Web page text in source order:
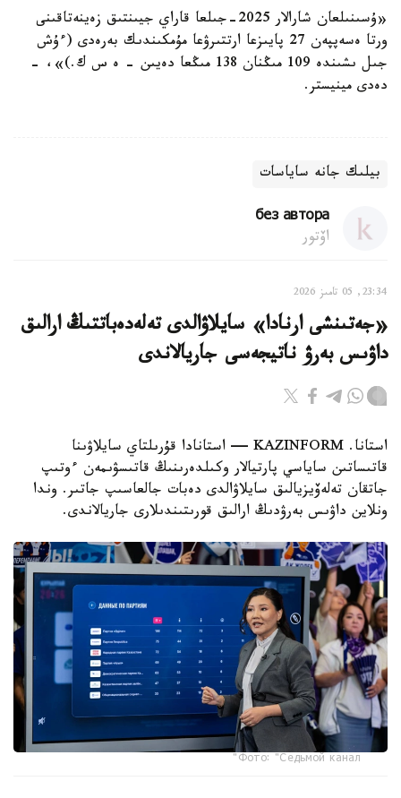
«ۇسىنىلعان شارالار 2025-جىلعا قاراي جيىنتىق زەينەتاقىنى
ورتا ەسەپپەن 27 پايىزعا ارتتىرۋعا مۇمكىندىك بەرەدى (ءۇش
جىل ىشىندە 109 مىڭنان 138 مىڭعا دەيىن – ە س ك.)»، -
دەدى مينيستر.
بيلىك جانە ساياسات
без автора
اۆتور
23:34, 05 تامىز 2026
«جەتىنشى ارنادا» سايلاۋالدى تەلەدەباتتىڭ ارالىق
داۋىس بەرۋ ناتيجەسى جاريالاندى
استانا. KAZINFORM — استانادا قۇرىلتاي سايلاۋىنا
قاتىساتىن ساياسي پارتيالار وكىلدەرىنىڭ قاتىسۋىمەن ءوتىپ
جاتقان تەلەۆيزيالىق سايلاۋالدى دەبات جالعاسىپ جاتىر. وندا
ونلاين داۋىس بەرۋدىڭ ارالىق قورىتىندىلارى جاريالاندى.
Фото: "Седьмой канал"